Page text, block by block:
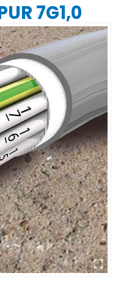
7G1,0